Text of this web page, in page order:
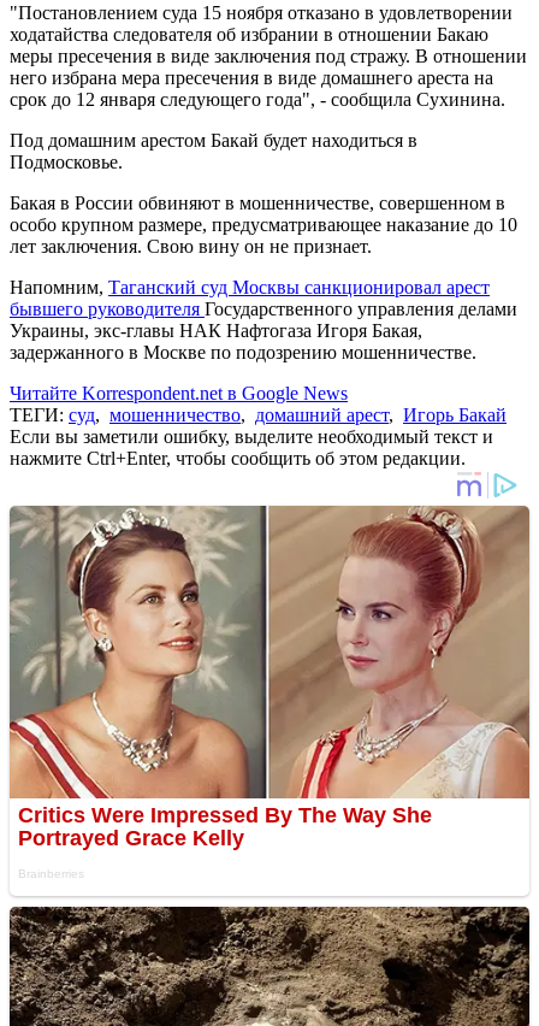
"Постановлением суда 15 ноября отказано в удовлетворении
ходатайства следователя об избрании в отношении Бакаю
меры пресечения в виде заключения под стражу. В отношении
него избрана мера пресечения в виде домашнего ареста на
срок до 12 января следующего года", - сообщила Сухинина.
Под домашним арестом Бакай будет находиться в
Подмосковье.
Бакая в России обвиняют в мошенничестве, совершенном в
особо крупном размере, предусматривающее наказание до 10
лет заключения. Свою вину он не признает.
Напомним, Таганский суд Москвы санкционировал арест
бывшего руководителя Государственного управления делами
Украины, экс-главы НАК Нафтогаза Игоря Бакая,
задержанного в Москве по подозрению мошенничестве.
Читайте Korrespondent.net в Google News
ТЕГИ: суд, мошенничество, домашний арест, Игорь Бакай
Если вы заметили ошибку, выделите необходимый текст и
нажмите Ctrl+Enter, чтобы сообщить об этом редакции.